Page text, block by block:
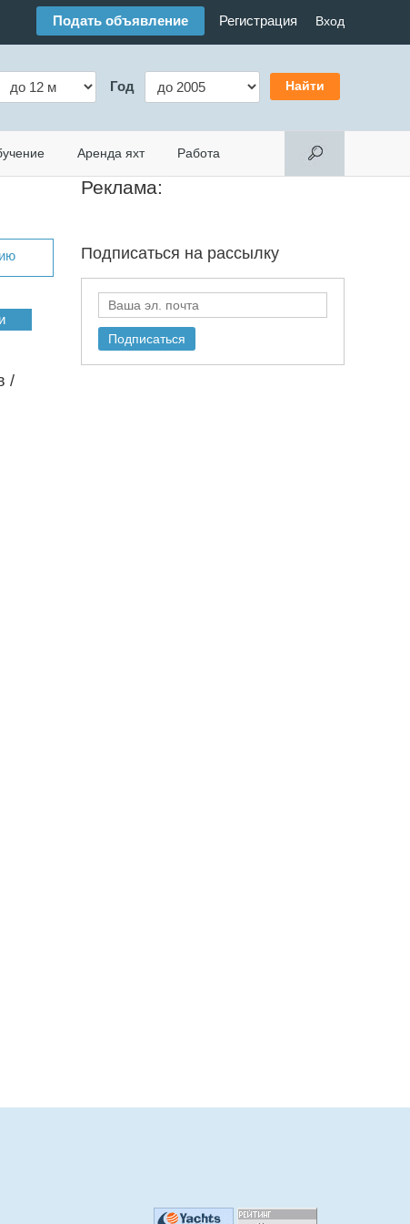
Подать объявление Регистрация Вход
Год
Аренда яхт Работа
/
Реклама:
Подписаться на рассылку